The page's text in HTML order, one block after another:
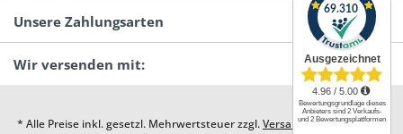
Unsere Zahlungsarten
Wir versenden mit:
* Alle Preise inkl. gesetzl. Mehrwertsteuer zzgl.Versandkostenund ggf.